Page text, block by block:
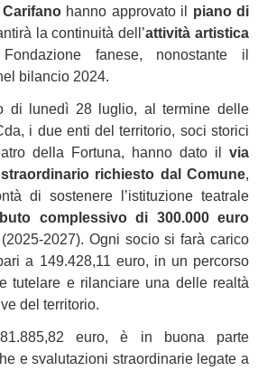
hanno approvato il piano di
la continuità dell’attività artistica
fanese, nonostante il
bilancio 2024.
di lunedì 28 luglio, al termine delle
i due enti del territorio, soci storici
della Fortuna, hanno dato il via
straordinario richiesto dal Comune,
di sostenere l’istituzione teatrale
complessivo di 300.000 euro
2027). Ogni socio si farà carico
a 149.428,11 euro, in un percorso
tutelare e rilanciare una delle realtà
del territorio.
euro, è in buona parte
e svalutazioni straordinarie legate a